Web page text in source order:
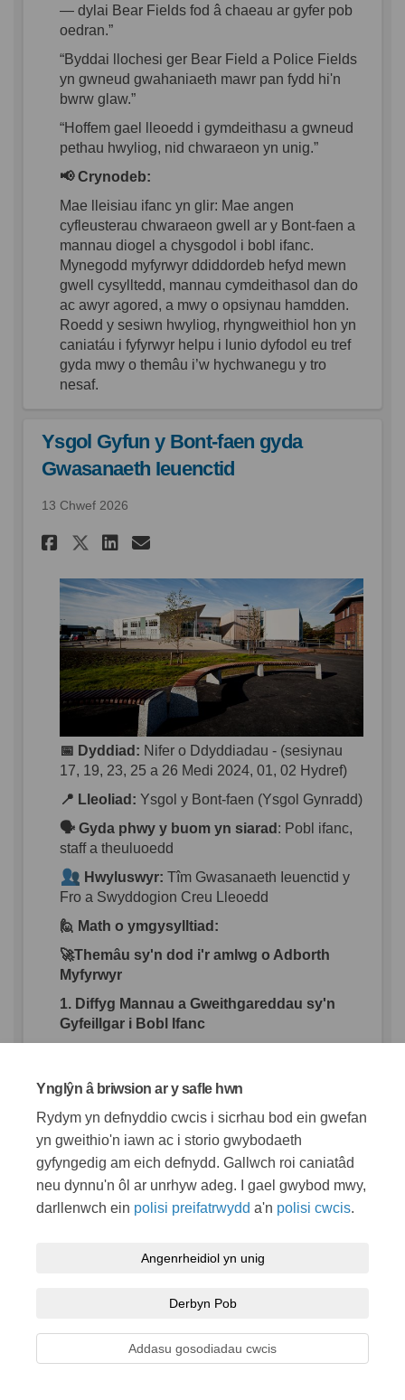
Ynglŷn â briwsion ar y safle hwn
Rydym yn defnyddio cwcis i sicrhau bod ein gwefan
yn gweithio'n iawn ac i storio gwybodaeth
gyfyngedig am eich defnydd. Gallwch roi caniatâd
neu dynnu'n ôl ar unrhyw adeg. I gael gwybod mwy,
darllenwch ein polisi preifatrwydd a'n polisi cwcis.
Angenrheidiol yn unig
Derbyn Pob
Addasu gosodiadau cwcis
— dylai Bear Fields fod â chaeau ar gyfer pob
oedran.”
“Byddai llochesi ger Bear Field a Police Fields
yn gwneud gwahaniaeth mawr pan fydd hi'n
bwrw glaw.”
“Hoffem gael lleoedd i gymdeithasu a gwneud
pethau hwyliog, nid chwaraeon yn unig.”
📢Crynodeb:
Mae
lleisiau ifanc yn glir: Mae angen
cyfleusterau chwaraeon gwell ar y Bont-faen a
mannau diogel a chysgodol i bobl ifanc.
Mynegodd myfyrwyr ddiddordeb hefyd mewn
gwell
cysylltedd, mannau cymdeithasol dan do
ac awyr agored, a mwy o opsiynau hamdden.
Roedd y sesiwn hwyliog, rhyngweithiol hon yn
caniatáu i fyfyrwyr helpu i lunio dyfodol eu tref
gyda mwy o themâu i’w hychwanegu y tro
nesaf.
Ysgol Gyfun y Bont-faen gyda
Gwasanaeth Ieuenctid
13 Chwef 2026
Rhannu Ysgol Gyfun y Bont-
Rhannu Ysgol Gyfun y
Rhannu Ysgol Gyfun y
E-bost Ysgol Gyfun y
📅 Dyddiad : Nifer o Ddyddiadau - (sesiynau
17, 19, 23, 25 a 26 Medi 2024, 01, 02 Hydref)
📍 Lleoliad : Ysgol y Bont-faen (Ysgol Gynradd)
🗣️ Gyda phwy y buom yn siarad : Pobl ifanc,
staff a theuluoedd
Hwyluswyr: Tîm Gwasanaeth Ieuenctid y
Fro a Swyddogion Creu Lleoedd
🙋 Math o ymgysylltiad :
🚀Themâu sy'n dod i'r amlwg o Adborth
Myfyrwyr
1. Diffyg Mannau a Gweithgareddau sy'n
Gyfeillgar i Bobl
Ifanc
wario arian .Hoffent gael
sinemâu,arcedau , alïau bowlio , amwyo
fannau cymdeithasol.
Maegalw mawramfannau pwrpasol,
canolog i ieuenctid-lleoedd i gwrdd, yn
enwedig mewn tywydd gwael.Mae'r
ardaloedd canolydref .
enwedig gyda'r nos-yn ei gwneud
anodd mynd i mewn i'r dref.Awgrymodd